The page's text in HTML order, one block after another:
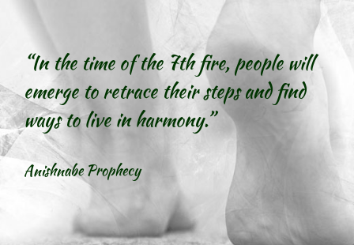
“In the time of the 7th fire, people will
emerge to retrace their steps and find
ways to live in harmony.”
Anishnabe Prophecy